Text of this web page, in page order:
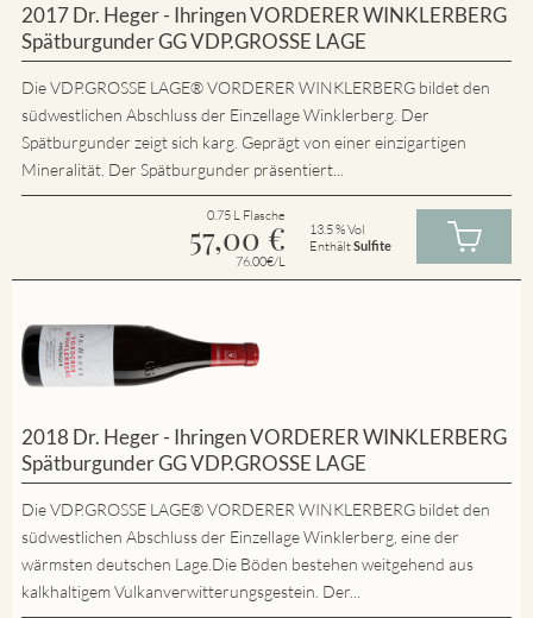
2017 Dr. Heger - Ihringen VORDERER WINKLERBERG
Spätburgunder GG VDP.GROSSE LAGE
Die VDP.GROSSE LAGE® VORDERER WINKLERBERG bildet den
südwestlichen Abschluss der Einzellage Winklerberg. Der
Spätburgunder zeigt sich karg. Geprägt von einer einzigartigen
Mineralität. Der Spätburgunder präsentiert...
0.75 L Flasche
57,00 €
76.00€/L
13.5 % Vol
EnthältSulfite
2018 Dr. Heger - Ihringen VORDERER WINKLERBERG
Spätburgunder GG VDP.GROSSE LAGE
Die VDP.GROSSE LAGE® VORDERER WINKLERBERG bildet den
südwestlichen Abschluss der Einzellage Winklerberg, eine der
wärmsten deutschen Lage.Die Böden bestehen weitgehend aus
kalkhaltigem Vulkanverwitterungsgestein. Der...